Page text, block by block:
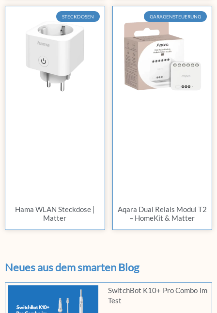
STECKDOSEN
Hama WLAN Steckdose |
Matter
GARAGENSTEUERUNG
Aqara Dual Relais Modul T2
– HomeKit & Matter
Neues aus dem smarten Blog
SwitchBot K10+ Pro Combo im
Test